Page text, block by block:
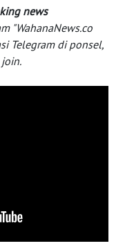
news
"WahanaNews.co
Telegram di ponsel,